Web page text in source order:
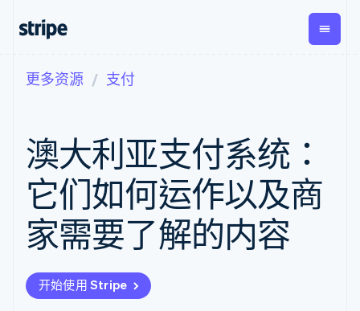
支付
在线支付
Managed
Payments
备案商家解决
方案
Payment links
无代码支付
预构建支付界
面
Elements
经常性收入
Metronome
按用量计费
Subscriptions
订阅管理
Invoicing
一次性或定期
Tax
销售税和增值
Global
Payouts
向第三
方打款
Crypto
钱包、
稳定币
按企业阶段
按应用场景
智能体商务
加密货币
嵌入式金融
财务自动化
全球化企业
文档
库与 SDK
Stripe Apps
指南
实施预置结账流程
构建平台或交易市场
管理订阅
学习
指南
支持
获取支持
专业服务
更多资源 支付
澳大利亚支付系统：
它们如何运作以及商
家需要了解的内容
开始使用 Stripe